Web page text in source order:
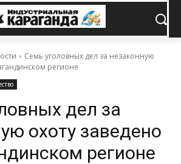
Семь уголовных дел за незаконную
регионе
дел за
охоту заведено
регионе